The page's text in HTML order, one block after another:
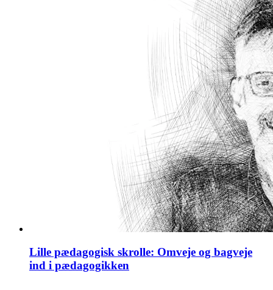
Lille pædagogisk skrolle: Omveje og bagveje
ind i pædagogikken